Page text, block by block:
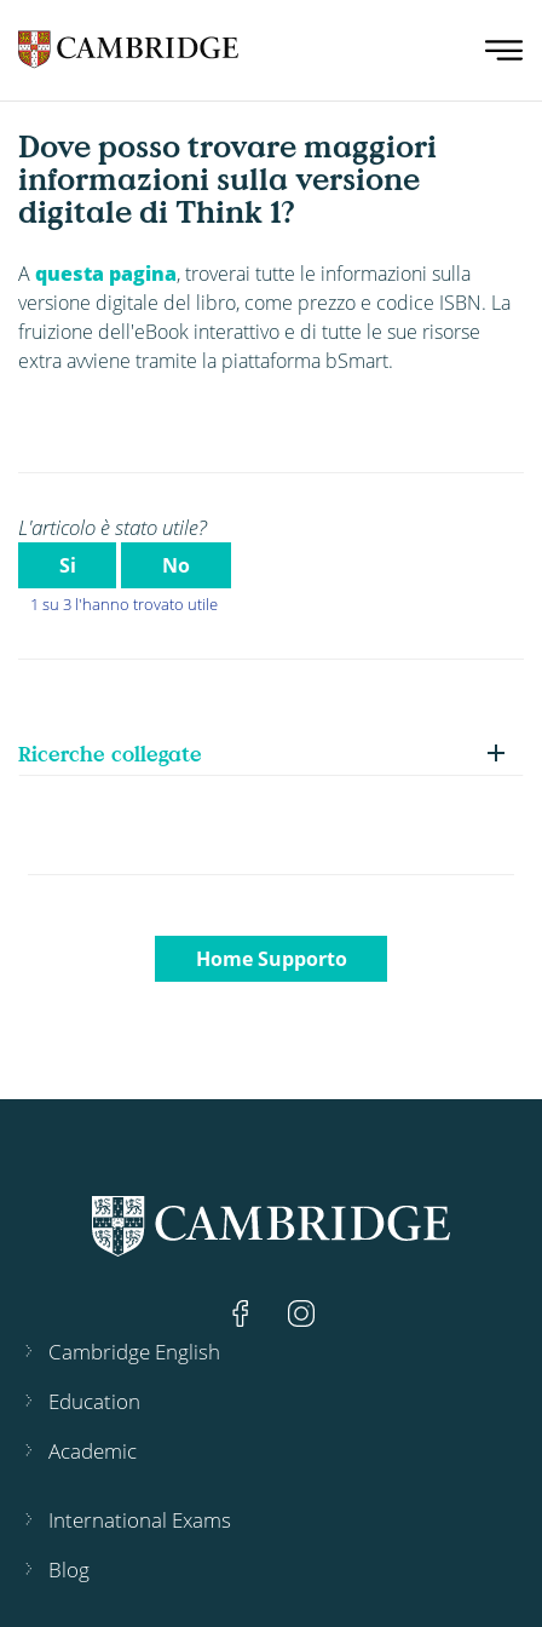
Dove posso trovare maggiori
informazioni sulla versione
digitale di Think 1?
Aquesta pagina, troverai tutte le informazioni sulla
versione digitale del libro, come prezzo e codice ISBN. La
fruizione dell'eBook interattivo e di tutte le sue risorse
extra avviene tramite la piattaforma bSmart.
L'articolo è stato utile?
Si No
1 su 3 l'hanno trovato utile
Ricerche collegate
Home Supporto
Cambridge English
Education
Academic
International Exams
Blog